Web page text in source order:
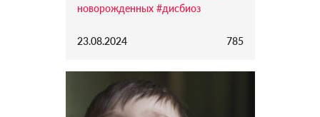
новорожденных #дисбиоз
23.08.2024 785